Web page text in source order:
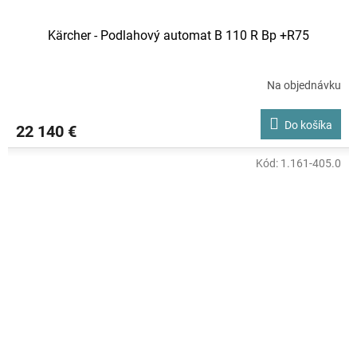
Kärcher - Podlahový automat B 110 R Bp +R75
Na objednávku
22 140 € Do košíka
Kód: 1.161-405.0